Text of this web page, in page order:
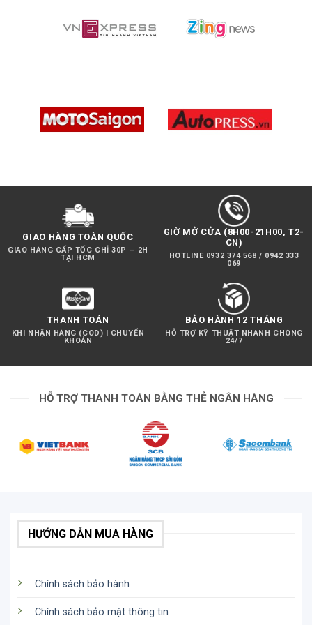
camera-hanh-dong/pov-mount-gopro/
GIAO HÀNG TOÀN QUỐC
GIAO HÀNG CẤP TỐC CHỈ 30P – 2H
TẠI HCM
GIỜ MỞ CỬA (8H00-21H00, T2-
CN)
HOTLINE 0932 374 568 / 0942 333
069
THANH TOÁN
KHI NHẬN HÀNG (COD) | CHUYỂN
KHOẢN
BẢO HÀNH 12 THÁNG
HỖ TRỢ KỸ THUẬT NHANH CHÓNG
24/7
HỖ TRỢ THANH TOÁN BẰNG THẺ NGÂN HÀNG
HƯỚNG DẪN MUA HÀNG
Chính sách bảo hành
Chính sách bảo mật thông tin